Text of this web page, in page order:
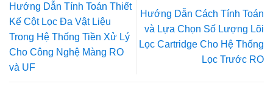
Hướng Dẫn Tính Toán Thiết
Kế Cột Lọc Đa Vật Liệu
Trong Hệ Thống Tiền Xử Lý
Cho Công Nghệ Màng RO
và UF
Hướng Dẫn Cách Tính Toán
và Lựa Chọn Số Lượng Lõi
Lọc Cartridge Cho Hệ Thống
Lọc Trước RO